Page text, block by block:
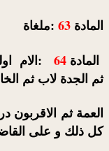
المادة 63 :ملغاة
المادة 64 :الام
ثم الجدة لاب ثم
العمة ثم
كل ذلك و على